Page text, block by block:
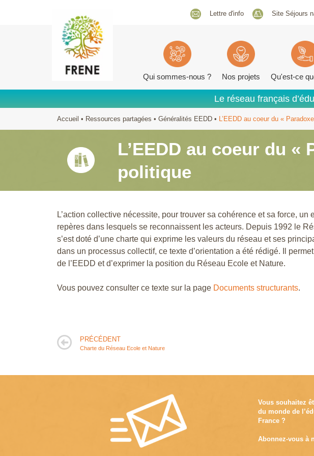
Lettre d'info Site Séjours
Qui sommes-nous ? Nos projets Qu'est-ce
Le réseau français
Accueil • Ressources partagées • Généralités EEDD • L’EEDD au coeur du «
L’EEDD au coeur du «
politique
L’action collective nécessite, pour trouver sa cohérence et sa force, un
repères dans lesquels se reconnaissent les acteurs. Depuis 1992 le
s’est doté d’une charte qui exprime les valeurs du réseau et ses
dans un processus collectif, ce texte d’orientation a été rédigé. Il
de l’EEDD et d’exprimer la position du Réseau Ecole et Nature.
Vous pouvez consulter ce texte sur la page Documents structurants.
PRÉCÉDENT
Charte du Réseau Ecole et Nature
Vous souhaitez
du monde de
France ?
Abonnez-vous à